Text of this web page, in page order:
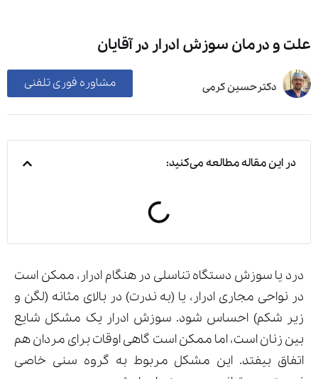
علت و درمان سوزش ادرار در آقایان
دکترحسین کرمی مشاوره فوری تلفنی
در این مقاله مطالعه می‌کنید:
درد یا سوزش دستگاه تناسلی در هنگام ادرار، ممکن است
در نواحی مجاری ادرار، یا (به ندرت) در بالای مثانه (لگن و
زیر شکم) احساس شود. سوزش ادرار یک مشکل شایع
بین زنان است، اما ممکن است گاهی اوقات برای مردان هم
اتفاق بیفتد. این مشکل مربوط به گروه سنی خاصی